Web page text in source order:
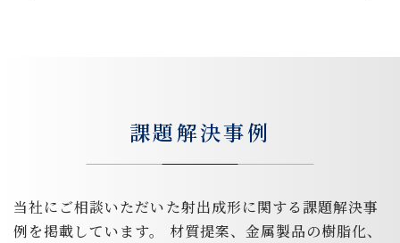
課題解決事例
当社にご相談いただいた射出成形に関する課題解決事
例を掲載しています。
材質提案、金属製品の樹脂化、